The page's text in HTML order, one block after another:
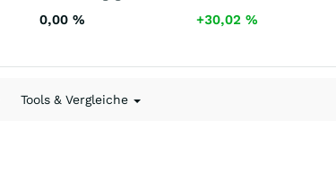
0,00 % +30,02%
Tools & Vergleiche